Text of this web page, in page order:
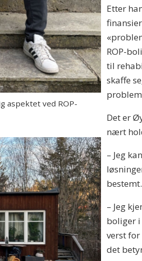
aspektet ved ROP-
Etter
ROP-
til
skaffe
Det er
nært
– Jeg
bestemt.
– Jeg
boliger i
verst
det